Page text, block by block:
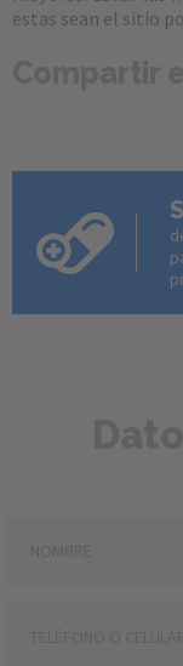
estas sean el sitio